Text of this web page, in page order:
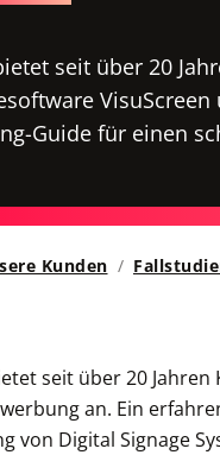
seit über 20
Guide für einen
Kunden
seit über 20
an. Ein
von Digital Signage